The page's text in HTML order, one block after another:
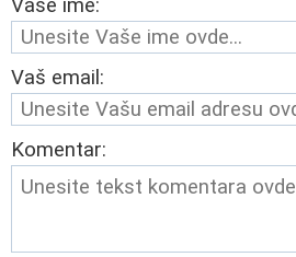
Vaše ime:
Vaš email:
Komentar: